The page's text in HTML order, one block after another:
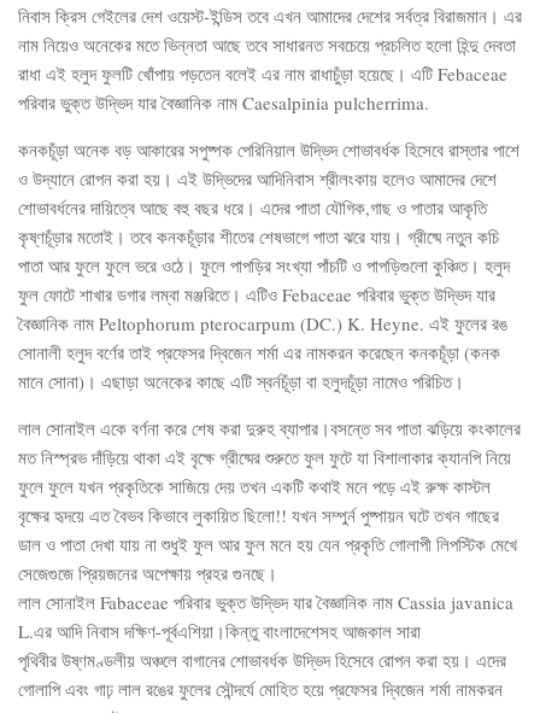
নিবাস ক্রিস গেইলের দেশ ওয়েস্ট-ইন্ডিস তবে এখন আমাদের দেশের সর্বত্র বিরাজমান। এর
নাম নিয়েও অনেকের মতে ভিন্নতা আছে তবে সাধারনত সবচেয়ে প্রচলিত হলো হিন্দু দেবতা
রাধা এই হলুদ ফুলটি খোঁপায় পড়তেন বলেই এর নাম রাধাচুঁড়া হয়েছে। এটি Febaceae
পরিবার ভুক্ত উদ্ভিদ যার বৈজ্ঞানিক নাম Caesalpinia pulcherrima.
কনকচূঁড়া অনেক বড় আকারের সপুষ্পক পেরিনিয়াল উদ্ভিদ শোভাবর্ধক হিসেবে রাস্তার পাশে
ও উদ্যানে রোপন করা হয়। এই উদ্ভিদের আদিনিবাস শ্রীলংকায় হলেও আমাদের দেশে
শোভাবর্ধনের দায়িত্বে আছে বহু বছর ধরে। এদের পাতা যৌগিক,গাছ ও পাতার আকৃতি
কৃষ্ণচূঁড়ার মতোই। তবে কনকচূঁড়ার শীতের শেষভাগে পাতা ঝরে যায়। গ্রীষ্মে নতুন কচি
পাতা আর ফুলে ফুলে ভরে ওঠে। ফুলে পাপড়ির সংখ্যা পাঁচটি ও পাপড়িগুলো কুঞ্চিত। হলুদ
ফুল ফোটে শাখার ডগার লম্বা মঞ্জরিতে। এটিও Febaceae পরিবার ভুক্ত উদ্ভিদ যার
বৈজ্ঞানিক নাম Peltophorum pterocarpum (DC.) K. Heyne. এই ফুলের রঙ
সোনালী হলুদ বর্ণের তাই প্রফেসর দ্বিজেন শর্মা এর নামকরন করেছেন কনকচূঁড়া (কনক
মানে সোনা)। এছাড়া অনেকের কাছে এটি স্বর্নচূঁড়া বা হলুদচূঁড়া নামেও পরিচিত।
লাল সোনাইল একে বর্ণনা করে শেষ করা দুরুহ ব্যাপার।বসন্তে সব পাতা ঝড়িয়ে কংকালের
মত নিস্প্রভ দাঁড়িয়ে থাকা এই বৃক্ষে গ্রীষ্মের শুরুতে ফুল ফুটে যা বিশালাকার ক্যানপি নিয়ে
ফুলে ফুলে যখন প্রকৃতিকে সাজিয়ে দেয় তখন একটি কথাই মনে পড়ে এই রুক্ষ কাস্টল
বৃক্ষের হৃদয়ে এত বৈভব কিভাবে লুকায়িত ছিলো!! যখন সম্পুর্ন পুষ্পায়ন ঘটে তখন গাছের
ডাল ও পাতা দেখা যায় না শুধুই ফুল আর ফুল মনে হয় যেন প্রকৃতি গোলাপী লিপস্টিক মেখে
সেজেগুজে প্রিয়জনের অপেক্ষায় প্রহর গুনছে।
লাল সোনাইল Fabaceae পরিবার ভুক্ত উদ্ভিদ যার বৈজ্ঞানিক নাম Cassia javanica
L.এর আদি নিবাস দক্ষিণ-পূর্বএশিয়া।কিন্তু বাংলাদেশেসহ আজকাল সারা
পৃথিবীর উষ্ণমণ্ডলীয় অঞ্চলে বাগানের শোভাবর্ধক উদ্ভিদ হিসেবে রোপন করা হয়। এদের
গোলাপি এবং গাঢ় লাল রঙের ফুলের সৌন্দর্যে মোহিত হয়ে প্রফেসর দ্বিজেন শর্মা নামকরন